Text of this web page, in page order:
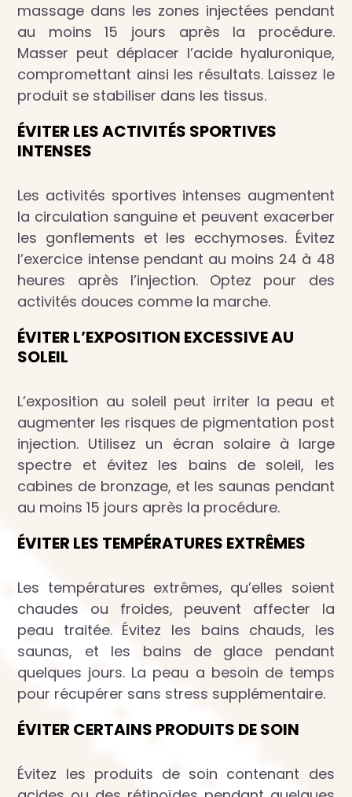
massage dans les zones injectées pendant
au moins 15 jours après la procédure.
Masser peut déplacer l’acide hyaluronique,
compromettant ainsi les résultats. Laissez le
produit se stabiliser dans les tissus.
ÉVITER LES ACTIVITÉS SPORTIVES
INTENSES
Les activités sportives intenses augmentent
la circulation sanguine et peuvent exacerber
les gonflements et les ecchymoses. Évitez
l’exercice intense pendant au moins 24 à 48
heures après l’injection. Optez pour des
activités douces comme la marche.
ÉVITER L’EXPOSITION EXCESSIVE AU
SOLEIL
L’exposition au soleil peut irriter la peau et
augmenter les risques de pigmentation post
injection. Utilisez un écran solaire à large
spectre et évitez les bains de soleil, les
cabines de bronzage, et les saunas pendant
au moins 15 jours après la procédure.
ÉVITER LES TEMPÉRATURES EXTRÊMES
Les températures extrêmes, qu’elles soient
chaudes ou froides, peuvent affecter la
peau traitée. Évitez les bains chauds, les
saunas, et les bains de glace pendant
quelques jours. La peau a besoin de temps
pour récupérer sans stress supplémentaire.
ÉVITER CERTAINS PRODUITS DE SOIN
Évitez les produits de soin contenant des